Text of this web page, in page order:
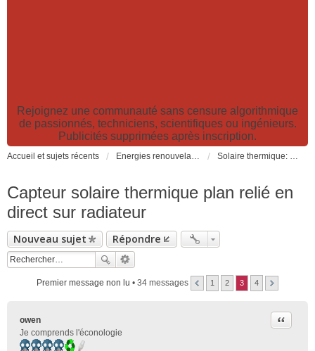
Rejoignez une communauté sans censure algorithmique
de passionnés, techniciens, scientifiques ou ingénieurs.
Publicités supprimées après inscription.
Accueil et sujets récents Energies renouvelables et fossiles, énergie solaire, biocarburants et changement climatique Solaire thermique: capteurs solaires CESI, chauffage, ECS, fours et cuiseurs solaires
Capteur solaire thermique plan relié en
direct sur radiateur
Nouveau sujet Répondre
Premier message non lu • 34 messages 1 2 3 4
owen
Je comprends l'éconologie
Citer